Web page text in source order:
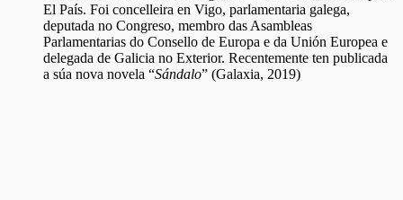
El País. Foi concelleira en Vigo, parlamentaria galega,
deputada no Congreso, membro das Asambleas
Parlamentarias do Consello de Europa e da Unión Europea e
delegada de Galicia no Exterior. Recentemente ten publicada
a súa nova novela “Sándalo” (Galaxia, 2019)